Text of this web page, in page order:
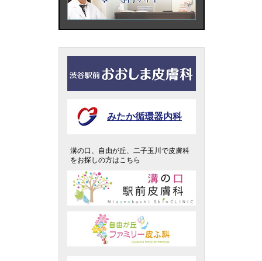
みたか循環器内科
溝の口、自由が丘、二子玉川で皮膚科
をお探しの方はこちら